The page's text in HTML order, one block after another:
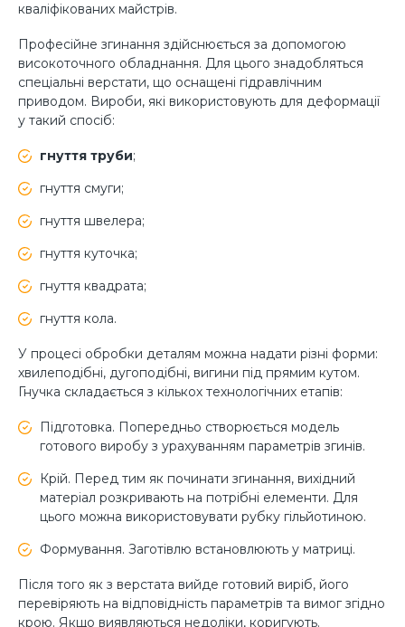
кваліфікованих майстрів.
Професійне згинання здійснюється за допомогою
високоточного обладнання. Для цього знадобляться
спеціальні верстати, що оснащені гідравлічним
приводом. Вироби, які використовують для деформації
у такий спосіб:
гнуття труби;
гнуття смуги;
гнуття швелера;
гнуття куточка;
гнуття квадрата;
гнуття кола.
У процесі обробки деталям можна надати різні форми:
хвилеподібні, дугоподібні, вигини під прямим кутом.
Гнучка складається з кількох технологічних етапів:
Підготовка. Попередньо створюється модель
готового виробу з урахуванням параметрів згинів.
Крій. Перед тим як починати згинання, вихідний
матеріал розкривають на потрібні елементи. Для
цього можна використовувати рубку гільйотиною.
Формування. Заготівлю встановлюють у матриці.
Після того як з верстата вийде готовий виріб, його
перевіряють на відповідність параметрів та вимог згідно
крою. Якщо виявляються недоліки, коригують.